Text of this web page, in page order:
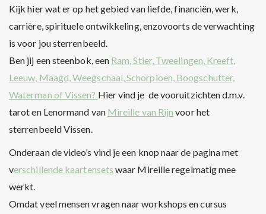
Kijk hier wat er op het gebied van liefde, financiën, werk,
carrière, spirituele ontwikkeling, enzovoorts de verwachting
is voor jou sterrenbeeld.
Ben jij een steenbok, een Ram, Stier, Tweelingen, Kreeft,
Leeuw, Maagd, Weegschaal, Schorpioen, Boogschutter,
Waterman of Vissen? Hier vind je de vooruitzichten d.m.v.
tarot en Lenormand van Mireille van Rijn voor het
sterrenbeeld Vissen.
Onderaan de video’s vind je een knop naar de pagina met
verschillende kaartensets waar Mireille regelmatig mee
werkt.
Omdat veel mensen vragen naar workshops en cursus